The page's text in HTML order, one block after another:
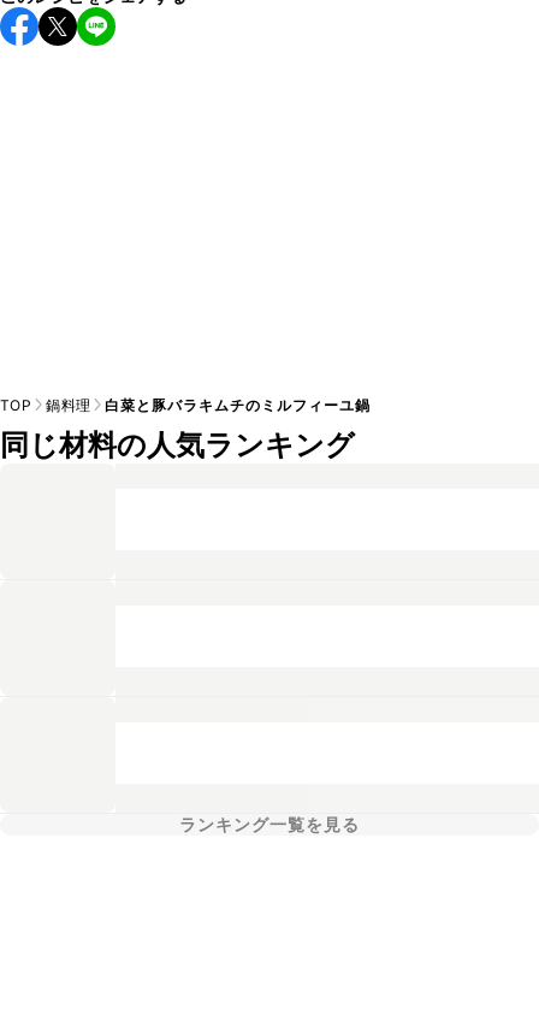
保存期間は冷蔵で翌日中が目安です。なるべくお早めにお召
し上がりください。
TOP 鍋料理 白菜と豚バラキムチのミルフィーユ鍋
同じ材料の人気ランキング
ランキング一覧を見る